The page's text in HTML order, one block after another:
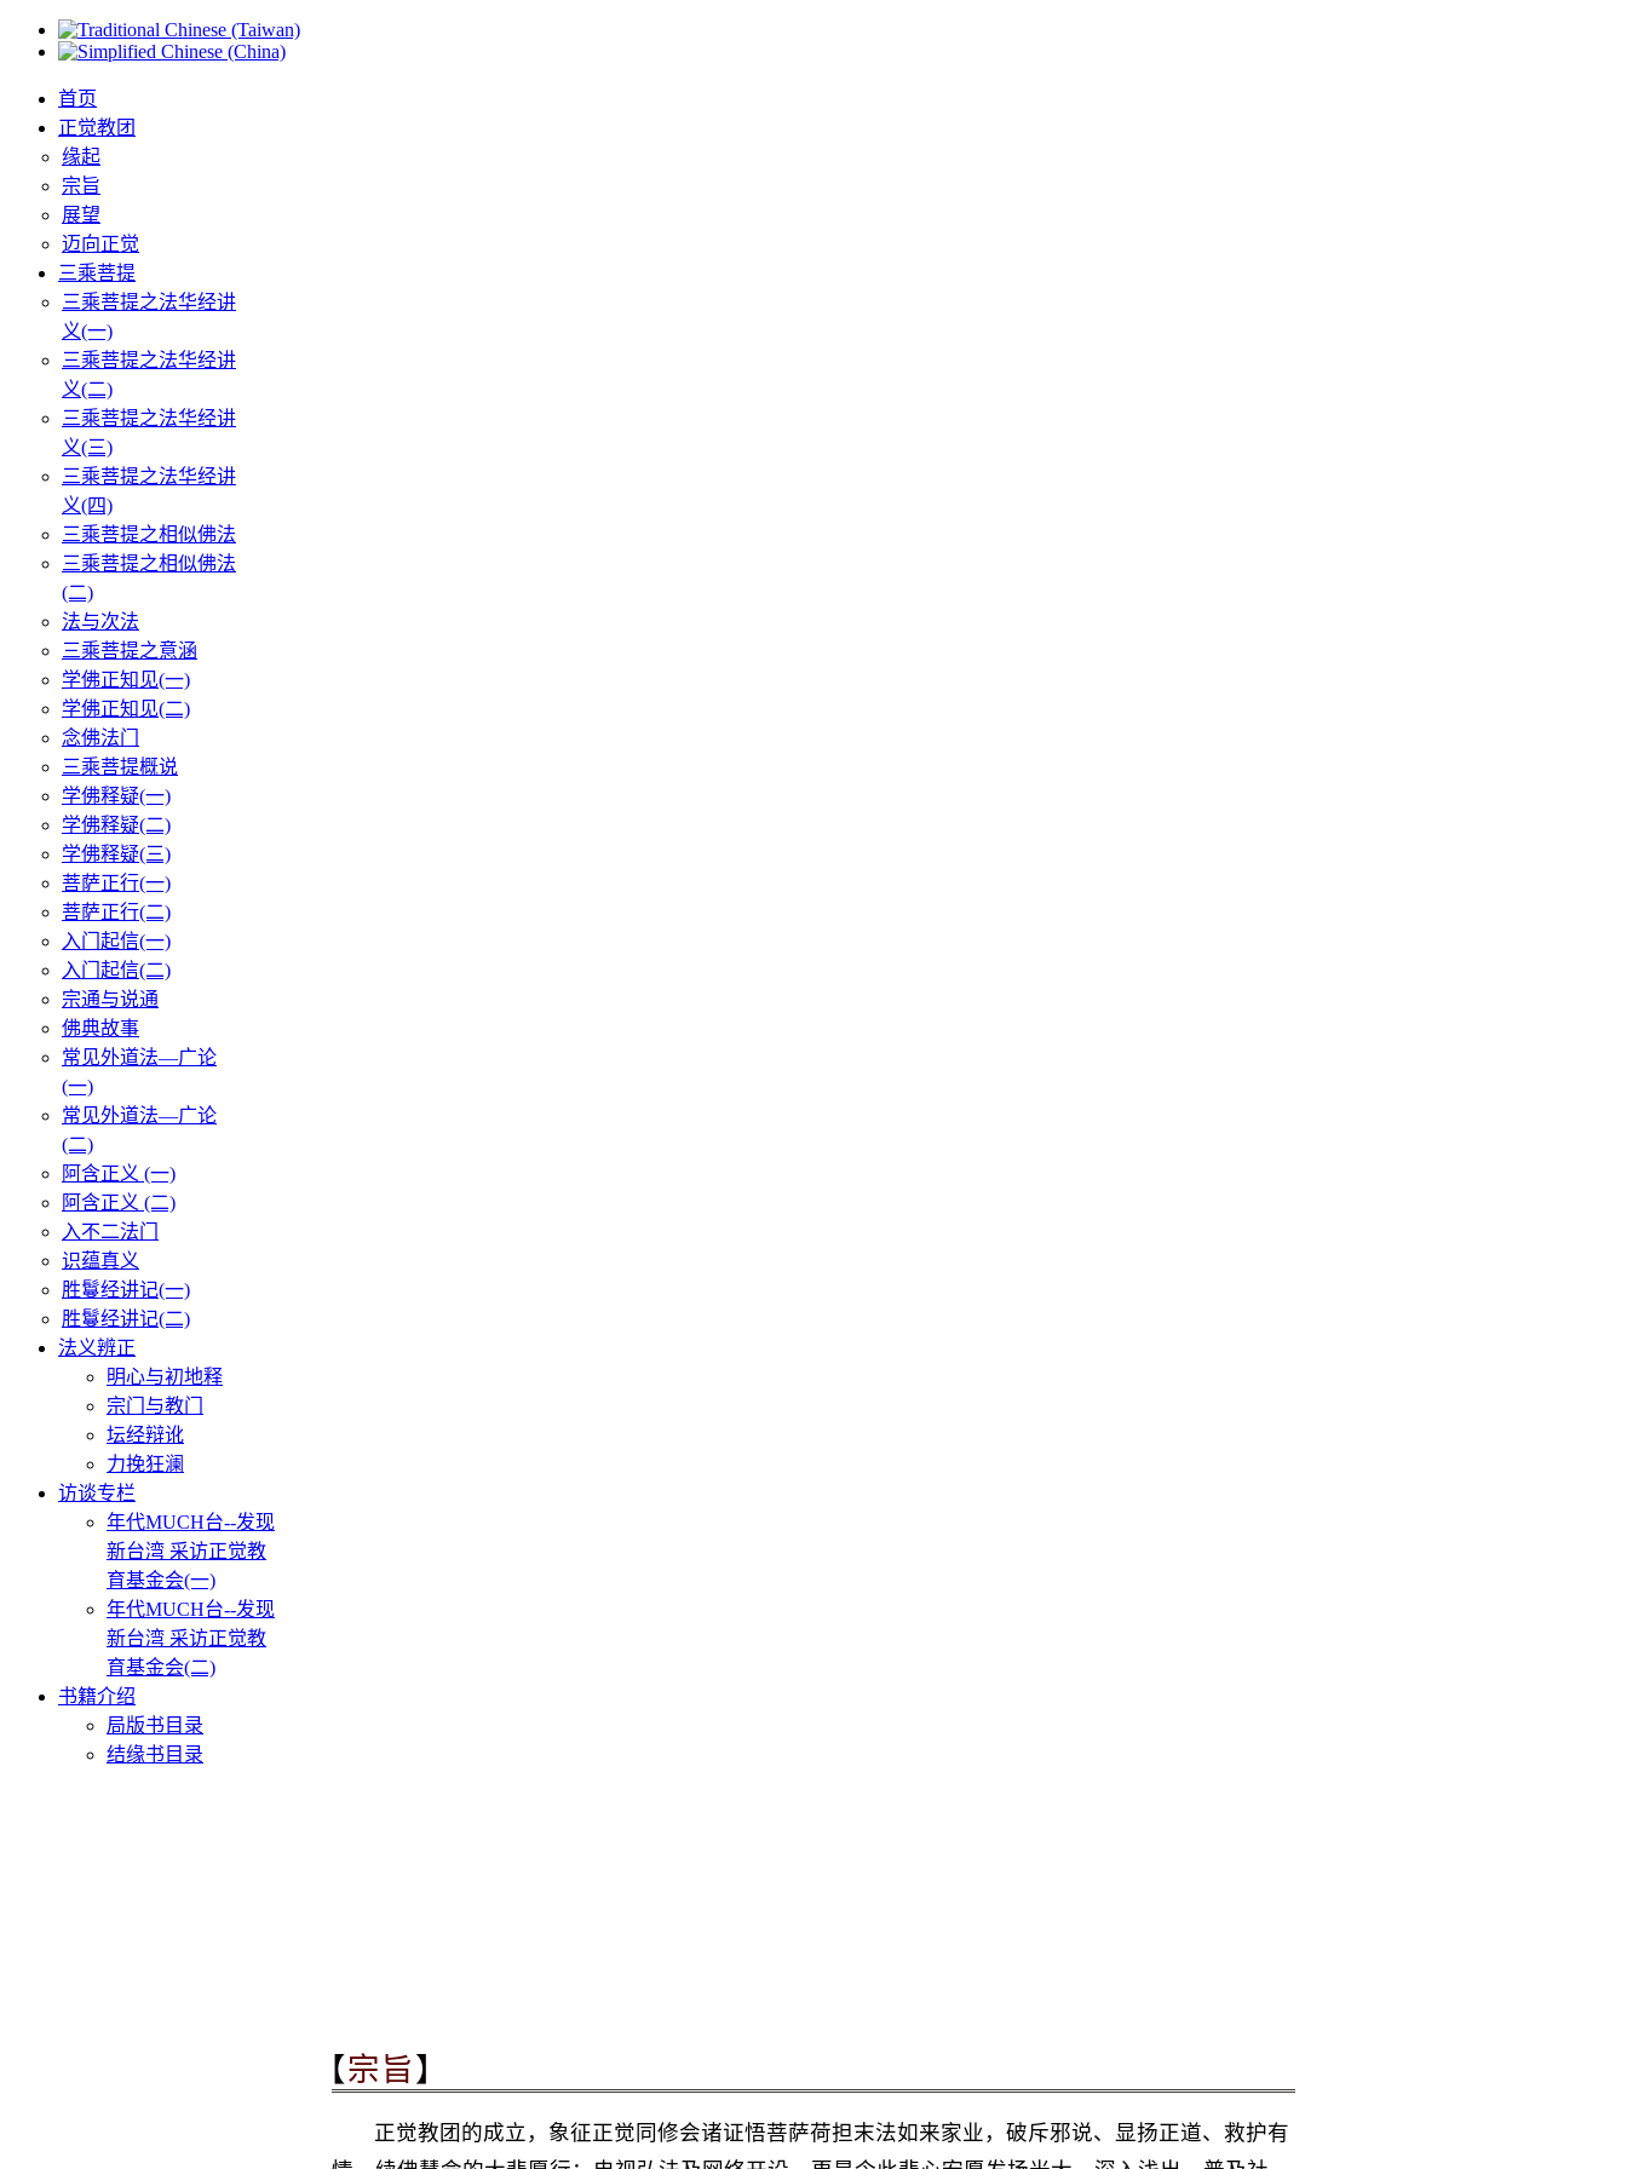
首页
正觉教团
缘起
宗旨
展望
迈向正觉
三乘菩提
三乘菩提之法华经讲
义(一)
三乘菩提之法华经讲
义(二)
三乘菩提之法华经讲
义(三)
三乘菩提之法华经讲
义(四)
三乘菩提之相似佛法
三乘菩提之相似佛法
(二)
法与次法
三乘菩提之意涵
学佛正知见(一)
学佛正知见(二)
念佛法门
三乘菩提概说
学佛释疑(一)
学佛释疑(二)
学佛释疑(三)
菩萨正行(一)
菩萨正行(二)
入门起信(一)
入门起信(二)
宗通与说通
佛典故事
常见外道法—广论
(一)
常见外道法—广论
(二)
阿含正义 (一)
阿含正义 (二)
入不二法门
识蕴真义
胜鬘经讲记(一)
胜鬘经讲记(二)
法义辨正
明心与初地释
宗门与教门
坛经辩讹
力挽狂澜
访谈专栏
年代MUCH台--发现
新台湾 采访正觉教
育基金会(一)
年代MUCH台--发现
新台湾 采访正觉教
育基金会(二)
书籍介绍
局版书目录
结缘书目录
【宗旨 】
正觉教团的成立，象征正觉同修会诸证悟菩萨荷担末法如来家业，破斥邪说、显扬正道、救护有